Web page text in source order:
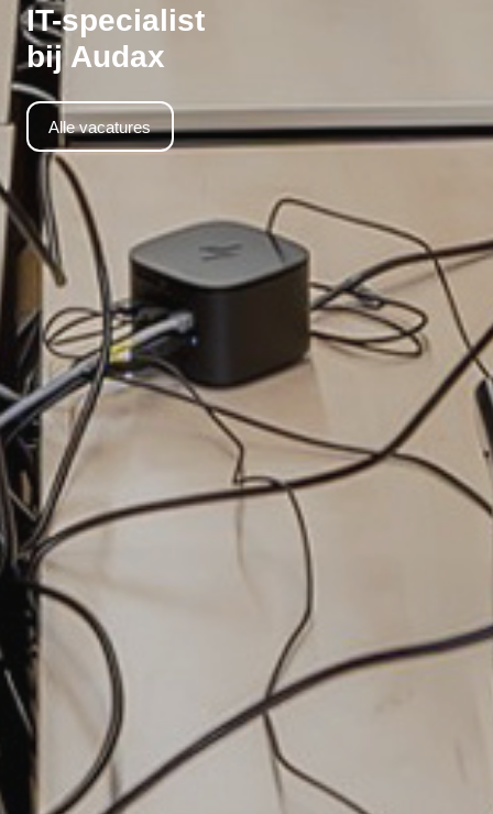
IT-specialist
bij Audax
Alle vacatures